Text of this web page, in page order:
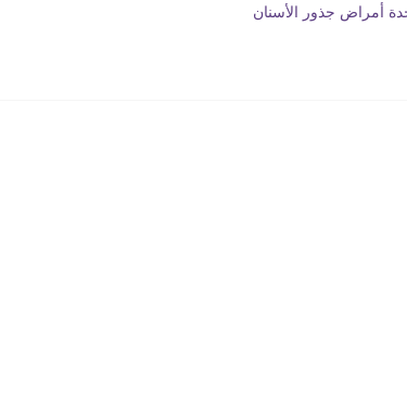
أمراض جذور الأسنان